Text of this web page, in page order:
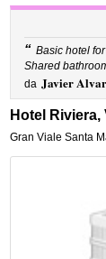
“ Basic hotel
Shared
da Javier
Hotel Riviera,
Gran Viale Santa